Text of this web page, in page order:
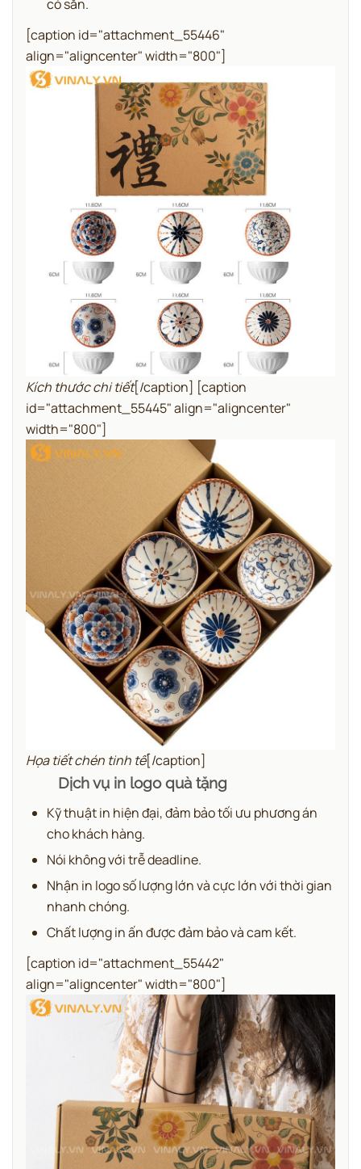
có sẵn.
[caption id="attachment_55446"
align="aligncenter" width="800"]
Kích thước chi tiết[/caption] [caption
id="attachment_55445" align="aligncenter"
width="800"]
Họa tiết chén tinh tế[/caption]
Dịch vụ in logo quà tặng
Kỹ thuật in hiện đại, đảm bảo tối ưu phương án
cho khách hàng.
Nói không với trễ deadline.
Nhận in logo số lượng lớn và cực lớn với thời gian
nhanh chóng.
Chất lượng in ấn được đảm bảo và cam kết.
[caption id="attachment_55442"
align="aligncenter" width="800"]